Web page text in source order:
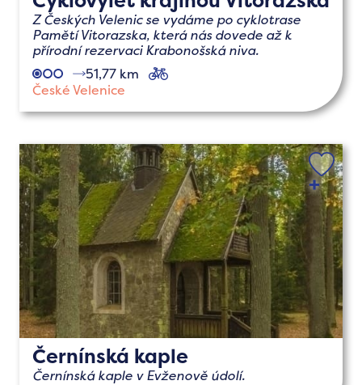
Z Českých Velenic se vydáme po cyklotrase
Pamětí Vitorazska, která nás dovede až k
přírodní rezervaci Krabonošská niva.
51,77 km
České Velenice
Černínská kaple
Černínská kaple v Evženově údolí.